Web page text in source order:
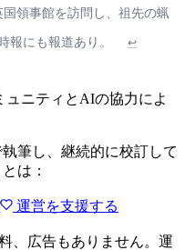
領事館を訪問し、祖先の蝋
報にも報道あり。 ↩
ュニティとAIの協力によ
筆し、継続的に校訂して
は：
運営を支援する
、広告もありません。運